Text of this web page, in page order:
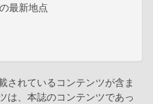
最新地点
されているコンテンツが含ま
は、本誌のコンテンツであっ